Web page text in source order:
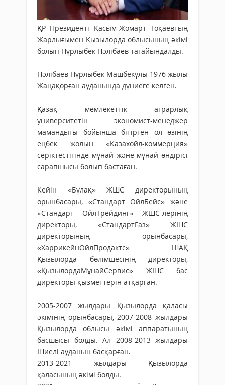
ҚР Президенті Қасым-Жомарт Тоқаевтың
Жарлығымен Қызылорда облысының әкімі
болып Нұрлыбек Нәлібаев тағайындалды.
Нәлібаев Нұрлыбек Машбекұлы 1976 жылы
Жаңақорған ауданында дүниеге келген.
Қазақ мемлекеттік аграрлық
университетін экономист-менеджер
мамандығы бойынша бітірген ол өзінің
еңбек жолын «Казахойл-коммерция»
серіктестігінде мұнай және мұнай өндірісі
сарапшысы болып бастаған.
Кейін «Бұлақ» ЖШС директорының
орынбасары, «Стандарт ОйлБейс» және
«Стандарт ОйлТрейдинг» ЖШС-лерінің
директоры, «СтандартГаз» ЖШС
директорының орынбасары,
«ХаррикейнОйлПродактс» ШАҚ
Қызылорда бөлімшесінің директоры,
«ҚызылордаМұнайСервис» ЖШС бас
директоры қызметтерін атқарған.
2005-2007 жылдары Қызылорда қаласы
әкімінің орынбасары, 2007-2008 жылдары
Қызылорда облысы әкімі аппаратының
басшысы болды. Ал 2008-2013 жылдары
Шиелі ауданын басқарған.
2013-2021 жылдары Қызылорда
қаласының әкімі болды.